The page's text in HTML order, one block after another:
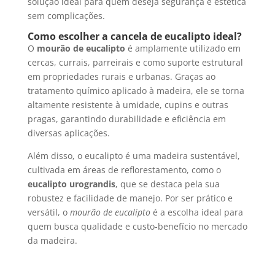
sem complicações.
Como escolher a cancela de eucalipto ideal?
O mourão de eucalipto é amplamente utilizado em
cercas, currais, parreirais e como suporte estrutural
em propriedades rurais e urbanas. Graças ao
tratamento químico aplicado à madeira, ele se torna
altamente resistente à umidade, cupins e outras
pragas, garantindo durabilidade e eficiência em
diversas aplicações.
Além disso, o eucalipto é uma madeira sustentável,
cultivada em áreas de reflorestamento, como o
eucalipto urograndis, que se destaca pela sua
robustez e facilidade de manejo. Por ser prático e
versátil, o mourão de eucaliptoé a escolha ideal para
quem busca qualidade e custo-benefício no mercado
da madeira.